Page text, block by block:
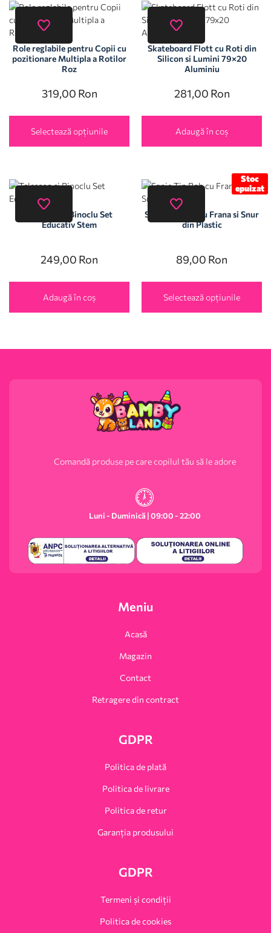
Role reglabile pentru Copii cu
pozitionare Multipla a Rotilor
Roz
319,00 Ron
Selectează opțiunile
Skateboard Flott cu Roti din
Silicon si Lumini 79×20
Aluminiu
281,00 Ron
Adaugă în coș
Telescop si Binoclu Set
Educativ Stem
249,00 Ron
Adaugă în coș
Stoc
epuizat
Sanie Tip Bob cu Frana si Snur
din Plastic
89,00 Ron
Selectează opțiunile
Comandă produse pe care copilul tău să le adore
Luni - Duminică | 09:00 - 22:00
Meniu
Acasă
Magazin
Contact
Retragere din contract
GDPR
Politica de plată
Politica de livrare
Politica de retur
Garanția produsului
GDPR
Termeni și condiții
Politica de cookies